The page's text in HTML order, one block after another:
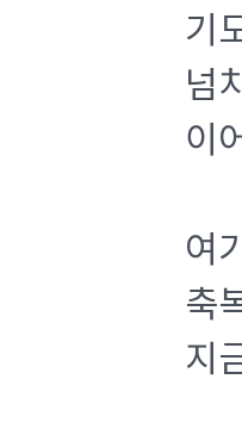
기
넘
이
여
축
지